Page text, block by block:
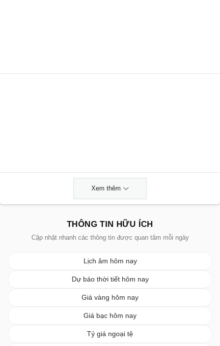
Xem thêm
THÔNG TIN HỮU ÍCH
Cập nhật nhanh các thông tin được quan tâm mỗi ngày
Lịch âm hôm nay
Dự báo thời tiết hôm nay
Giá vàng hôm nay
Giá bạc hôm nay
Tỷ giá ngoại tệ